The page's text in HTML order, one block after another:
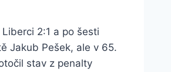
2:1 a po šesti
Jakub Pešek, ale v 65.
stav z penalty